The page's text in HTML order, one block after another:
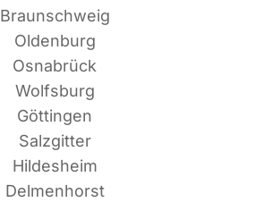
Braun­schweig
Oldenburg
Osnabrück
Wolfsburg
Göttingen
Salzgitter
Hildesheim
Delmenhorst